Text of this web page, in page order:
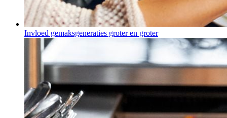
Invloed gemaksgeneraties groter en groter